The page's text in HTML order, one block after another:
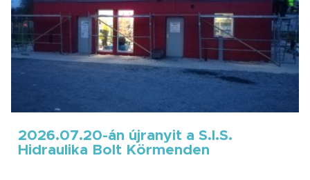
2026.07.20-án újranyit a S.I.S.
Hidraulika Bolt Körmenden